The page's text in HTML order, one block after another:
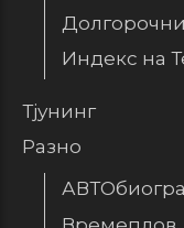
Индекс на
Тјунинг
Разно